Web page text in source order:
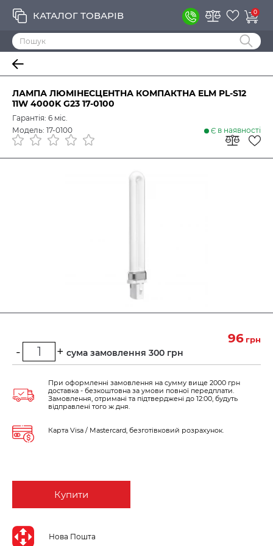
КАТАЛОГ ТОВАРІВ 0
ЛАМПА ЛЮМІНЕСЦЕНТНА КОМПАКТНА ELM PL-S12
11W 4000K G23 17-0100
Гарантія: 6 міс.
Модель: 17-0100
Є в наявності
96 грн
Мінімальна сума замовлення 300 грн
- +
Купити
Нова Пошта
При оформленні замовлення на сумму вище 2000 грн
доставка - безкоштовна за умови повної передплати.
Замовлення, отримані та підтверджені до 12:00, будуть
відправлені того ж дня.
Карта Visa / Mastercard, безготівковий розрахунок.